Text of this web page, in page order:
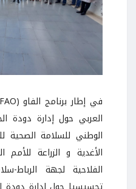
العربي حول إدارة دودة
الوطني للسلامة الصحية
الأغدية و الزراعة
الفلاحية لجهة الرباط-